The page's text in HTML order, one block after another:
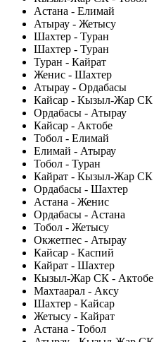
Астана - Елимай
Атырау - Жетысу
Шахтер - Туран
Шахтер - Туран
Туран - Кайрат
Женис - Шахтер
Атырау - Ордабасы
Кайсар - Кызыл-Жар СК
Ордабасы - Атырау
Кайсар - Актобе
Тобол - Елимай
Елимай - Атырау
Тобол - Туран
Кайрат - Кызыл-Жар СК
Ордабасы - Шахтер
Астана - Женис
Ордабасы - Астана
Тобол - Жетысу
Окжетпес - Атырау
Кайсар - Каспий
Кайрат - Шахтер
Кызыл-Жар СК - Актобе
Махтаарал - Аксу
Шахтер - Кайсар
Жетысу - Кайрат
Астана - Тобол